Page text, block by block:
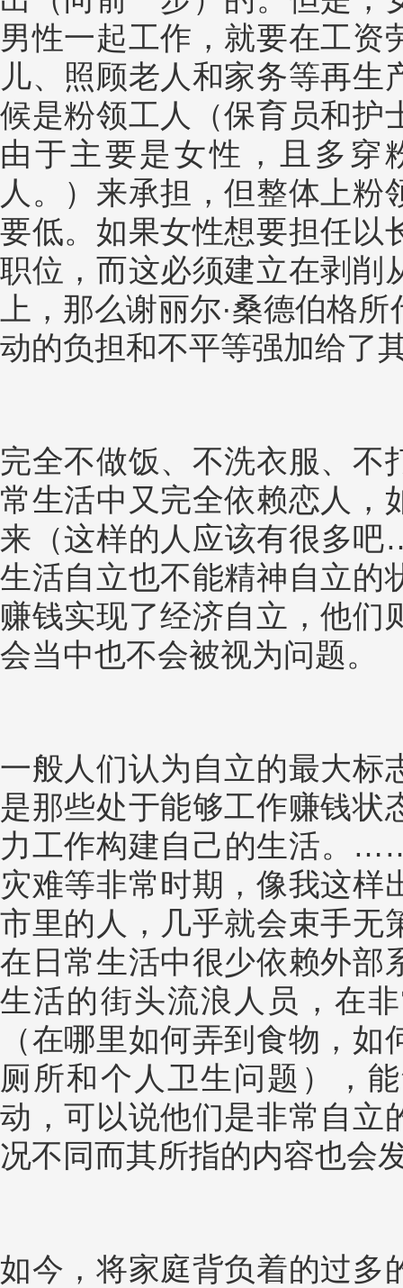
男性一起工作，就要在工资
儿、照顾老人和家务等再生
候是粉领工人（保育员和护
由于主要是女性，且多穿
人。）来承担，但整体上粉
要低。如果女性想要担任以
职位，而这必须建立在剥削
上，那么谢丽尔·桑德伯格
动的负担和不平等强加给了
完全不做饭、不洗衣服、不
常生活中又完全依赖恋人，
来（这样的人应该有很多
生活自立也不能精神自立的
赚钱实现了经济自立，他们
会当中也不会被视为问题。
一般人们认为自立的最大标
是那些处于能够工作赚钱状
力工作构建自己的生活。
灾难等非常时期，像我这样
市里的人，几乎就会束手无
在日常生活中很少依赖外部
生活的街头流浪人员，在
（在哪里如何弄到食物，
厕所和个人卫生问题），
动，可以说他们是非常自立
况不同而其所指的内容也会
如今，将家庭背负着的过多